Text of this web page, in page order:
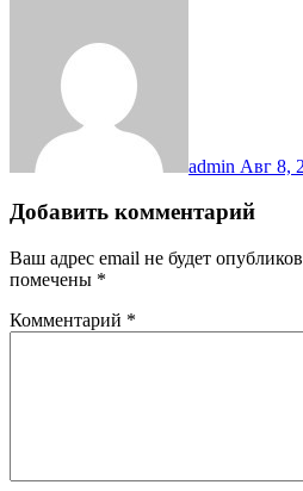
admin Авг 8,
Добавить комментарий
Ваш адрес email не будет
помечены *
Комментарий *